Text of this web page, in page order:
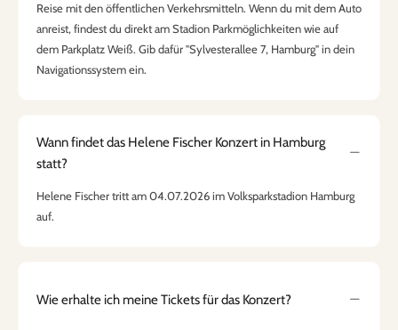
Reise mit den öffentlichen Verkehrsmitteln. Wenn du mit dem Auto
anreist, findest du direkt am Stadion Parkmöglichkeiten wie auf
dem Parkplatz Weiß. Gib dafür "Sylvesterallee 7, Hamburg" in dein
Navigationssystem ein.
Wann findet das Helene Fischer Konzert in Hamburg
statt?
Helene Fischer tritt am 04.07.2026 im Volksparkstadion Hamburg
auf.
Wie erhalte ich meine Tickets für das Konzert?